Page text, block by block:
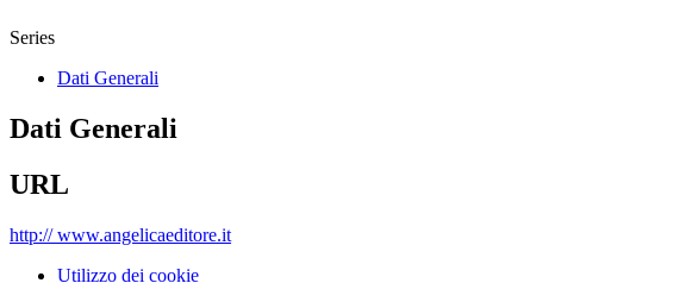
Series
Dati Generali
Dati Generali
URL
http:// www.angelicaeditore.it
Utilizzo dei cookie